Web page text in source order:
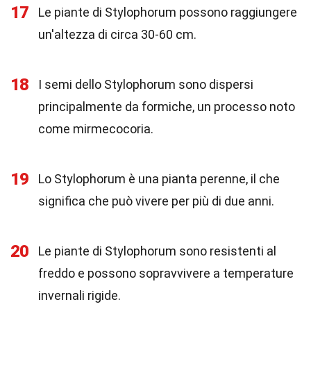
17
Le piante di Stylophorum possono raggiungere
un'altezza di circa 30-60 cm.
18
I semi dello Stylophorum sono dispersi
principalmente da formiche, un processo noto
come mirmecocoria.
19
Lo Stylophorum è una pianta perenne, il che
significa che può vivere per più di due anni.
20
Le piante di Stylophorum sono resistenti al
freddo e possono sopravvivere a temperature
invernali rigide.